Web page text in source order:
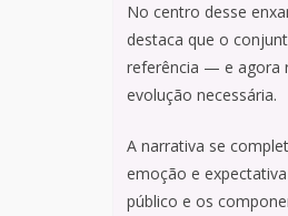
No centro desse
destaca que o
referência — e agora
evolução necessária.
A narrativa se
emoção e
público e os